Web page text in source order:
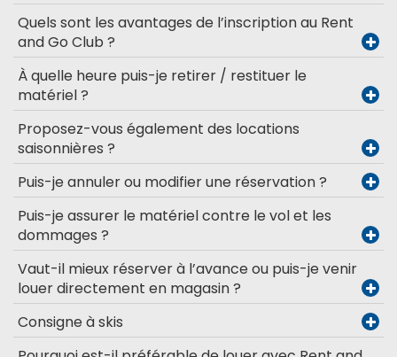
Quels sont les avantages de l’inscription au Rent
and Go Club ?
À quelle heure puis-je retirer / restituer le
matériel ?
Proposez-vous également des locations
saisonnières ?
Puis-je annuler ou modifier une réservation ?
Puis-je assurer le matériel contre le vol et les
dommages ?
Vaut-il mieux réserver à l’avance ou puis-je venir
louer directement en magasin ?
Consigne à skis